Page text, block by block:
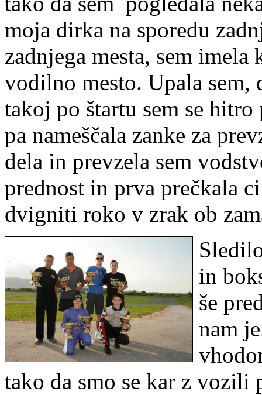
moja dirka na sporedu
zadnjega mesta, sem
vodilno mesto. Upala sem,
takoj po štartu sem se
pa nameščala zanke za
dela in prevzela sem
prednost in prva prečkala
dvigniti roko v zrak ob
in
še
nam
tako da smo se kar z